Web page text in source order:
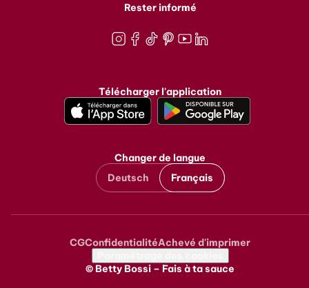
Rester informé
Télécharger l'application
Changer de langue
Deutsch
Français
Metanavigation
CGConfidentialitéAchevé d'imprimer
© Betty Bossi – Fais à ta sauce